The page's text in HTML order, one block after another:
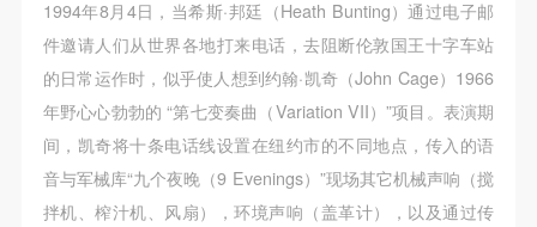
1994年8月4日，当希斯·邦廷（Heath Bunting）通过电子邮
件邀请人们从世界各地打来电话，去阻断伦敦国王十字车站
的日常运作时，似乎使人想到约翰·凯奇（John Cage）1966
年野心心勃勃的 “第七变奏曲（Variation VII）”项目。表演期
间，凯奇将十条电话线设置在纽约市的不同地点，传入的语
音与军械库“九个夜晚（9 Evenings）”现场其它机械声响（搅
拌机、榨汁机、风扇），环境声响（盖革计），以及通过传